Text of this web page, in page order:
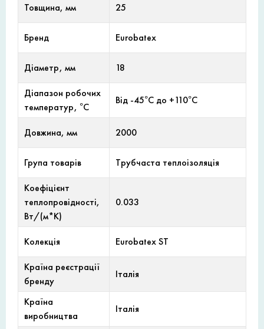
Товщина, мм 25
Бренд Eurobatex
Діаметр, мм 18
Діапазон робочих
температур, °С
Від -45°С до +110°С
Довжина, мм 2000
Група товарів Трубчаста теплоізоляція
Коефіцієнт
теплопровідності,
Вт/(м*К)
0.033
Колекція Eurobatex ST
Країна реєстрації
бренду
Італія
Країна
виробництва
Італія